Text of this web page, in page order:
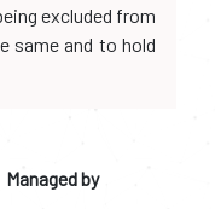
excluded from
same and to hold
Managed by